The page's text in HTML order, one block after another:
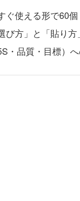
ぐ使える形で60個
び方」と「貼り方
・品質・目標）